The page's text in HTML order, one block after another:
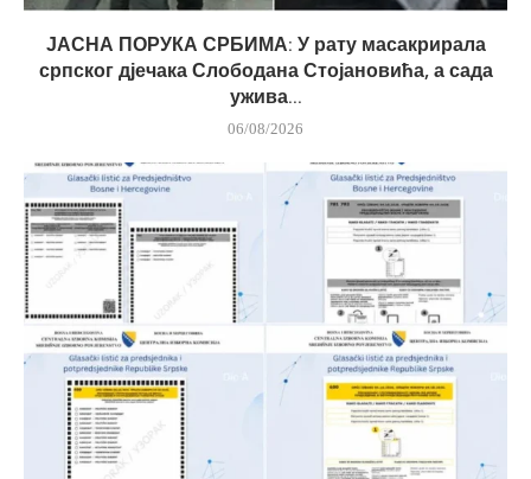
ЈАСНА ПОРУКА СРБИМА: У рату масакрирала
српског дјечака Слободана Стојановића, а сада
ужива...
06/08/2026